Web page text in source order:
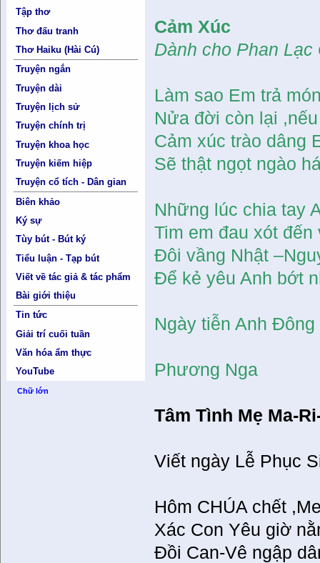
Tập thơ
Thơ đấu tranh
Thơ Haiku (Hài Cú)
Truyện ngắn
Truyện dài
Truyện lịch sử
Truyện chính trị
Truyện khoa học
Truyện kiếm hiệp
Truyện cổ tích - Dân gian
Biên khảo
Ký sự
Tùy bút - Bút ký
Tiểu luận - Tạp bút
Viết về tác giả & tác phẩm
Bài giới thiệu
Tin tức
Giải trí cuối tuần
Văn hóa ẩm thực
YouTube
Chữ lớn
Cảm Xúc
Dành cho Phan
Làm sao Em trả
Nửa đời còn lại
Cảm xúc trào dâng
Sẽ thật ngọt ngào
Những lúc chia tay
Tim em đau xót đến
Đôi vầng Nhật
Để kẻ yêu Anh bớt
Ngày tiễn Anh
Phương Nga
Tâm Tình Mẹ Ma-
Viết ngày Lễ Phục
Hôm CHÚA chết
Xác Con Yêu giờ
Đồi Can-Vê ngập